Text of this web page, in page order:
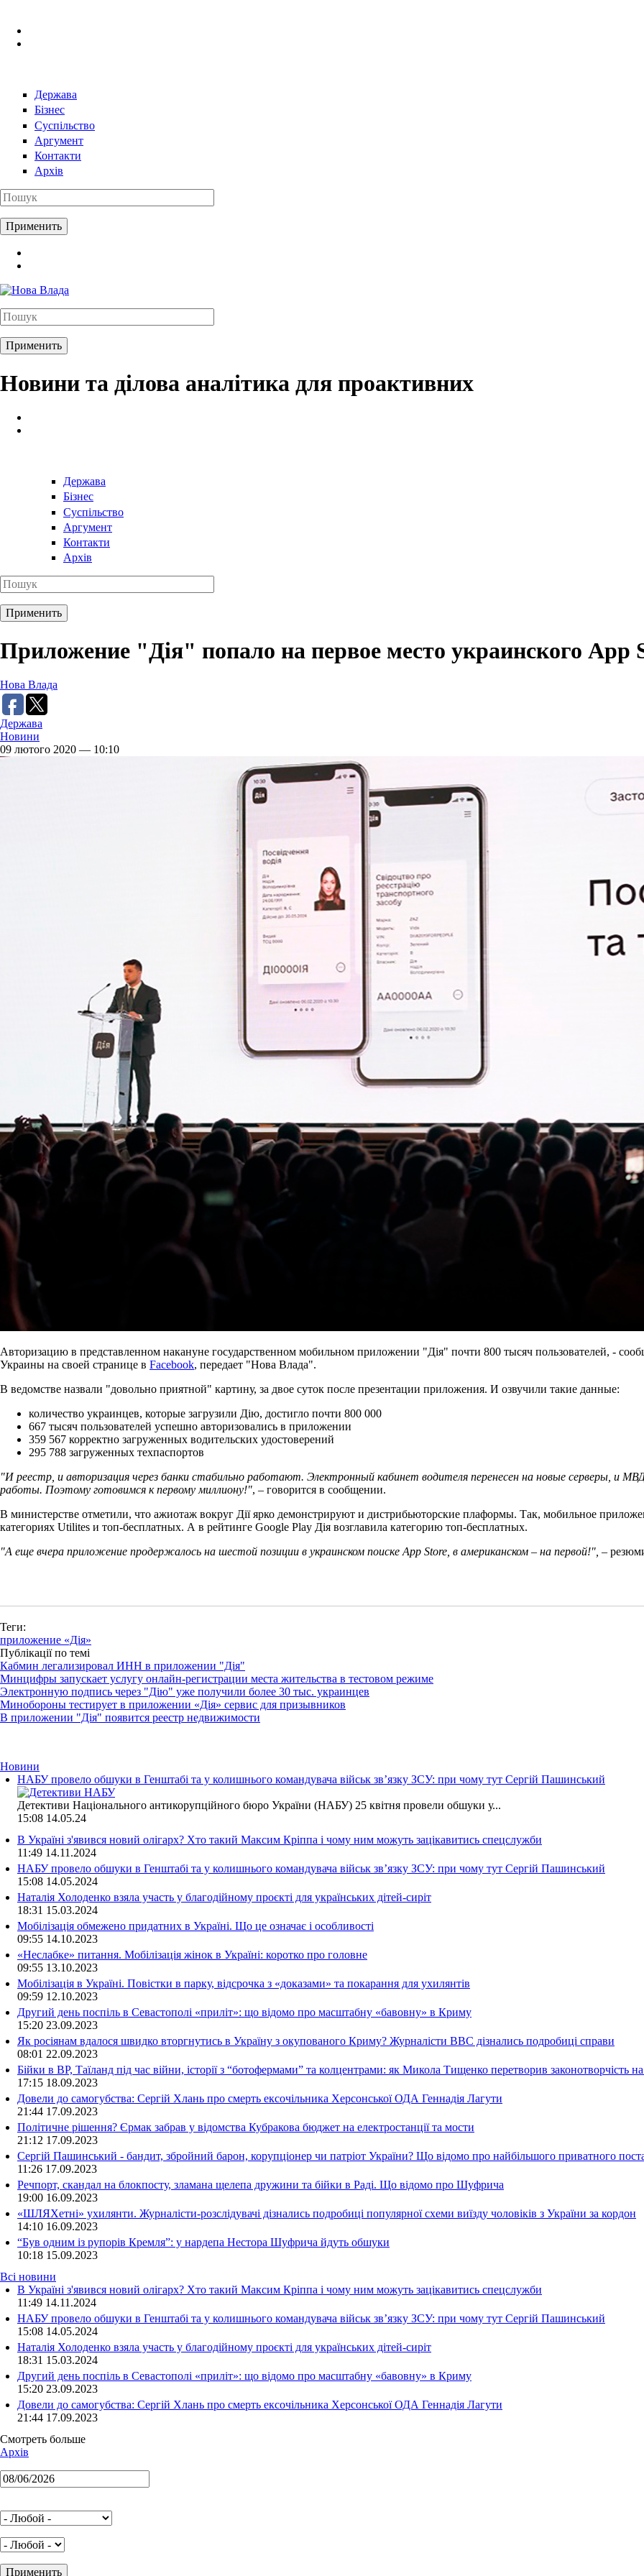
Держава
Бізнес
Суспільство
Аргумент
Контакти
Архів
Новини та ділова аналітика для проактивних
Держава
Бізнес
Суспільство
Аргумент
Контакти
Архів
Приложение "Дія" попало на первое место украинского App
Нова Влада
Держава
Новини
09 лютого 2020 — 10:10
Авторизацию в представленном накануне государственном мобильном приложении "Дія" почти 800 тысяч пользователей, -
Украины на своей странице в Facebook, передает "Нова Влада".
В ведомстве назвали "довольно приятной" картину, за двое суток после презентации приложения. И озвучили такие данные:
количество украинцев, которые загрузили Дію, достигло почти 800 000
667 тысяч пользователей успешно авторизовались в приложении
359 567 корректно загруженных водительских удостоверений
295 788 загруженных техпаспортов
"И реестр, и авторизация через банки стабильно работают. Электронный кабинет водителя перенесен на новые серверы, и
работы. Поэтому готовимся к первому миллиону!", – говорится в сообщении.
В министерстве отметили, что ажиотаж вокруг Дії ярко демонстрируют и дистрибьюторские плаформы. Так, мобильное
категориях Utilites и топ-бесплатных. А в рейтинге Google Play Дія возглавила категорию топ-бесплатных.
"А еще вчера приложение продержалось на шестой позиции в украинском поиске App Store, в американском – на первой!", –
Теги:
приложение «Дія»
Публікації по темі
Кабмин легализировал ИНН в приложении "Дія"
Минцифры запускает услугу онлайн-регистрации места жительства в тестовом режиме
Электронную подпись через "Дію" уже получили более 30 тыс. украинцев
Минобороны тестирует в приложении «Дія» сервис для призывников
В приложении "Дія" появится реестр недвижимости
Новини
НАБУ провело обшуки в Генштабі та у колишнього командувача військ зв’язку ЗСУ: при чому тут Сергій Пашинський
Детективи Національного антикорупційного бюро України (НАБУ) 25 квітня провели обшуки у...
15:08 14.05.24
В Україні з'явився новий олігарх? Хто такий Максим Кріппа і чому ним можуть зацікавитись спецслужби
11:49 14.11.2024
НАБУ провело обшуки в Генштабі та у колишнього командувача військ зв’язку ЗСУ: при чому тут Сергій Пашинський
15:08 14.05.2024
Наталія Холоденко взяла участь у благодійному проєкті для українських дітей-сиріт
18:31 15.03.2024
Мобілізація обмежено придатних в Україні. Що це означає і особливості
09:55 14.10.2023
«Неслабке» питання. Мобілізація жінок в Україні: коротко про головне
09:55 13.10.2023
Мобілізація в Україні. Повістки в парку, відсрочка з «доказами» та покарання для ухилянтів
09:59 12.10.2023
Другий день поспіль в Севастополі «приліт»: що відомо про масштабну «бавовну» в Криму
15:20 23.09.2023
Як росіянам вдалося швидко вторгнутись в Україну з окупованого Криму? Журналісти ВВС дізнались подробиці справи
08:01 22.09.2023
Бійки в ВР, Таїланд під час війни, історії з “ботофермами” та колцентрами: як Микола Тищенко перетворив законотворчість на
17:15 18.09.2023
Довели до самогубства: Сергій Хлань про смерть ексочільника Херсонської ОДА Геннадія Лагути
21:44 17.09.2023
Політичне рішення? Єрмак забрав у відомства Кубракова бюджет на електростанції та мости
21:12 17.09.2023
Сергій Пашинський - бандит, збройний барон, корупціонер чи патріот України? Що відомо про найбільшого приватного
11:26 17.09.2023
Речпорт, скандал на блокпосту, зламана щелепа дружини та бійки в Раді. Що відомо про Шуфрича
19:00 16.09.2023
«ШЛЯХетні» ухилянти. Журналісти-розслідувачі дізнались подробиці популярної схеми виїзду чоловіків з України за кордон
14:10 16.09.2023
“Був одним із рупорів Кремля”: у нардепа Нестора Шуфрича йдуть обшуки
10:18 15.09.2023
Всі новини
В Україні з'явився новий олігарх? Хто такий Максим Кріппа і чому ним можуть зацікавитись спецслужби
11:49 14.11.2024
НАБУ провело обшуки в Генштабі та у колишнього командувача військ зв’язку ЗСУ: при чому тут Сергій Пашинський
15:08 14.05.2024
Наталія Холоденко взяла участь у благодійному проєкті для українських дітей-сиріт
18:31 15.03.2024
Другий день поспіль в Севастополі «приліт»: що відомо про масштабну «бавовну» в Криму
15:20 23.09.2023
Довели до самогубства: Сергій Хлань про смерть ексочільника Херсонської ОДА Геннадія Лагути
21:44 17.09.2023
Смотреть больше
Архів